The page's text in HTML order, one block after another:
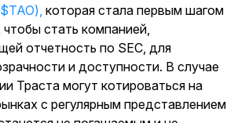
которая стала первым шагом
стать компанией,
отчетность по SEC, для
и доступности. В случае
Траста могут котироваться на
с регулярным представлением